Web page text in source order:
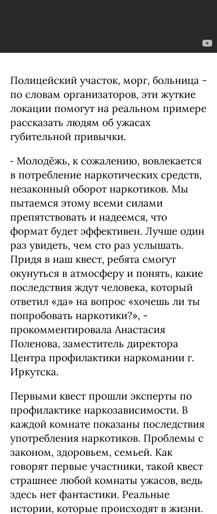
Полицейский участок, морг, больница -
по словам организаторов, эти жуткие
локации помогут на реальном примере
рассказать людям об ужасах
губительной привычки.
⁃ Молодёжь, к сожалению, вовлекается
в потребление наркотических средств,
незаконный оборот наркотиков. Мы
пытаемся этому всеми силами
препятствовать и надеемся, что
формат будет эффективен. Лучше один
раз увидеть, чем сто раз услышать.
Придя в наш квест, ребята смогут
окунуться в атмосферу и понять, какие
ответил «да» на вопрос «хочешь ли ты
попробовать наркотики?», -
прокомментировала Анастасия
Поленова, заместитель директора
Центра профилактики наркомании г.
Иркутска.
Первыми квест прошли эксперты по
профилактике наркозависимости. В